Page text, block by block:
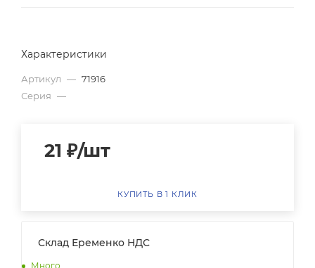
Характеристики
Артикул — 71916
Серия —
21 ₽/шт
КУПИТЬ В 1 КЛИК
Склад Еременко НДС
Много